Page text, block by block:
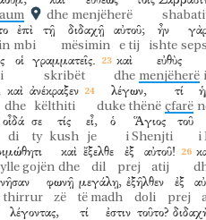
dhe menjëherë
ἐπὶ
mbi
τῇ διδαχῇ
mësimin
αὐτοῦ;
e tij
ἦν
ishte
οἱ γραμματεῖς.
skribët
καὶ
dhe
εὐθὺς
menjëherë
καὶ
dhe
ἀνέκραξεν
këlthiti
λέγων,
duke thënë
τί
çfarë
οἶδά
di
σε
ty
τίς
kush
εἶ,
je
ὁ Ἅγιος
i Shenjti
τοῦ
i
gojën
καὶ
dhe
ἔξελθε
dil
ἐξ
prej
αὐτοῦ!
atij
thirrur
φωνῇ
zë
μεγάλῃ,
të madh
ἐξῆλθεν
doli
ἐξ
prej
λέγοντας, τί ἐστιν τοῦτο?